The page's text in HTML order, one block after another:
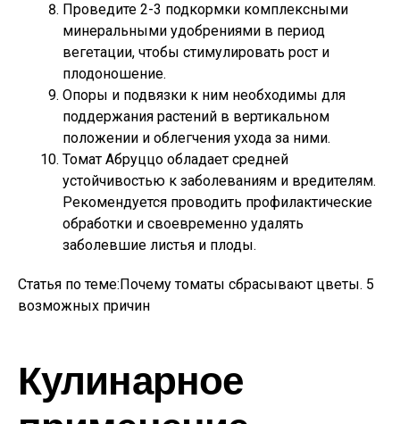
Проведите 2-3 подкормки комплексными
минеральными удобрениями в период
вегетации, чтобы стимулировать рост и
плодоношение.
Опоры и подвязки к ним необходимы для
поддержания растений в вертикальном
положении и облегчения ухода за ними.
Томат Абруццо обладает средней
устойчивостью к заболеваниям и вредителям.
Рекомендуется проводить профилактические
обработки и своевременно удалять
заболевшие листья и плоды.
Статья по теме:Почему томаты сбрасывают цветы. 5
возможных причин
Кулинарное